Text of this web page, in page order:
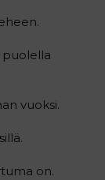
puolella
vuoksi.
on.